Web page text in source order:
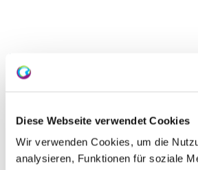
Diese Webseite verwendet Cookies
Wir verwenden Cookies, um die
analysieren, Funktionen für soziale
Westhofener
Meer dan 50 wijngaardhuisjes - en
Er is waarschijnlijk geen dorp in